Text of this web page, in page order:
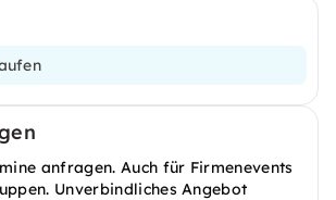
anfragen. Auch für Firmenevents
Unverbindliches Angebot